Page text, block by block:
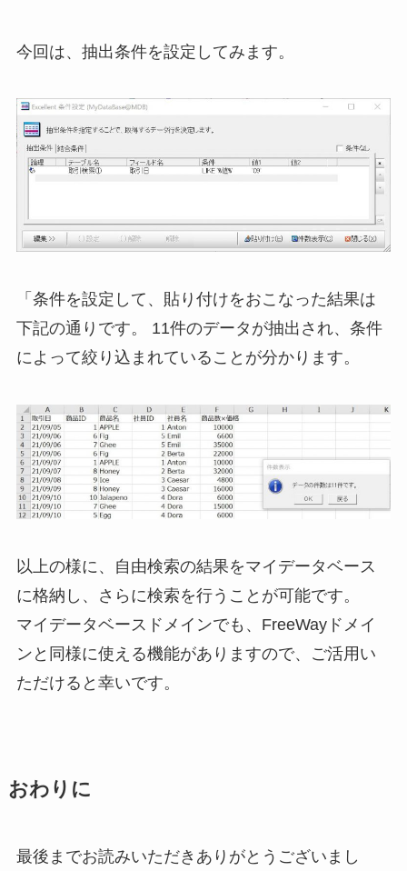
今回は、抽出条件を設定してみます。
「条件を設定して、貼り付けをおこなった結果は
下記の通りです。 11件のデータが抽出され、条件
によって絞り込まれていることが分かります。
以上の様に、自由検索の結果をマイデータベース
に格納し、さらに検索を行うことが可能です。
マイデータベースドメインでも、FreeWayドメイ
ンと同様に使える機能がありますので、ご活用い
ただけると幸いです。
おわりに
最後までお読みいただきありがとうございまし